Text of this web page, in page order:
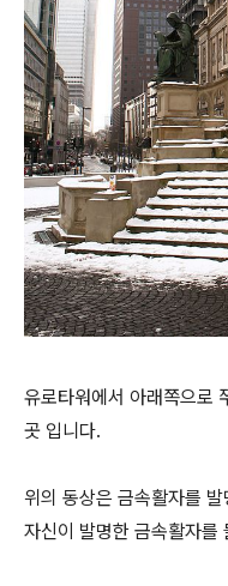
유로타워에서 아래쪽으로
곳 입니다.
위의 동상은 금속활자를
자신이 발명한 금속활자를